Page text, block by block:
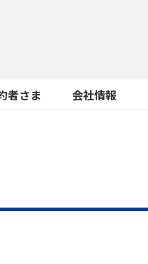
者さま 会社情報